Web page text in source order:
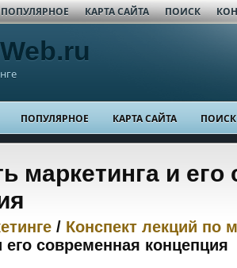
ПОПУЛЯРНОЕ КАРТА САЙТА ПОИСК
ПОПУЛЯРНОЕ КАРТА САЙТА ПОИСК
маркетинга и его
/ Конспект лекций по
его современная концепция